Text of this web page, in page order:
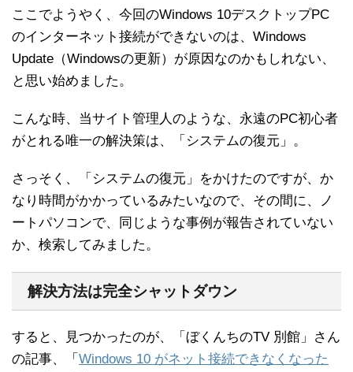
ここでようやく、今回のWindows 10デスクトップPC
のインターネット接続ができないのは、Windows
Update（Windowsの更新）が原因なのかもしれない、
と思い始めました。
こんな時、当サイト管理人のような、永遠のPC初心者
がとれる唯一の解決策は、「システムの復元」。
さっそく、「システムの復元」をかけたのですが、か
なり時間がかかっているみたいなので、その間に、ノ
ートパソコンで、同じような事例が報告されていない
か、検索してみました。
解決方法は完全シャットダウン
すると、見つかったのが、「ぼくんちのTV 別館」さん
の記事、「 Windows 10 がネット接続できなくなった